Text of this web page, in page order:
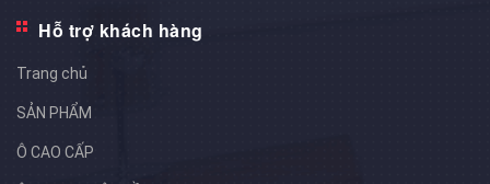
Hỗ trợ khách hàng
Trang chủ
SẢN PHẨM
Ô CAO CẤP